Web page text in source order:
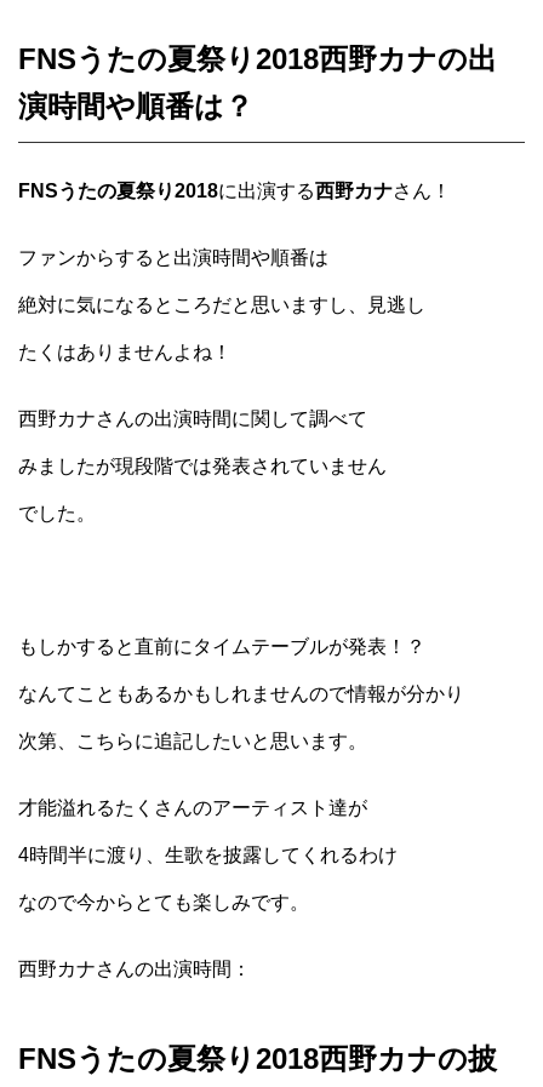
FNSうたの夏祭り2018西野カナの出
演時間や順番は？
FNSうたの夏祭り2018に出演する西野カナさん！
ファンからすると出演時間や順番は
絶対に気になるところだと思いますし、見逃し
たくはありませんよね！
西野カナさんの出演時間に関して調べて
みましたが現段階では発表されていません
でした。
もしかすると直前にタイムテーブルが発表！？
なんてこともあるかもしれませんので情報が分かり
次第、こちらに追記したいと思います。
才能溢れるたくさんのアーティスト達が
4時間半に渡り、生歌を披露してくれるわけ
なので今からとても楽しみです。
西野カナさんの出演時間：
FNSうたの夏祭り2018西野カナの披